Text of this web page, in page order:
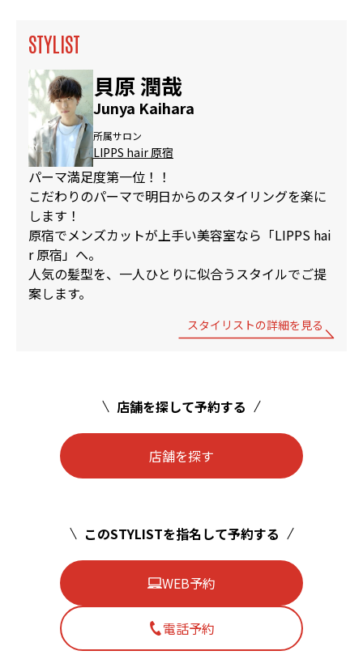
STYLIST
貝原 潤哉
Junya Kaihara
所属サロン
LIPPS hair 原宿
パーマ満足度第一位！！
こだわりのパーマで明日からのスタイリングを楽に
します！
原宿でメンズカットが上手い美容室なら「LIPPS hai
r 原宿」へ。
人気の髪型を、一人ひとりに似合うスタイルでご提
案します。
スタイリストの詳細を見る
店舗を探して予約する
店舗を探す
このSTYLISTを指名して予約する
WEB予約
電話予約